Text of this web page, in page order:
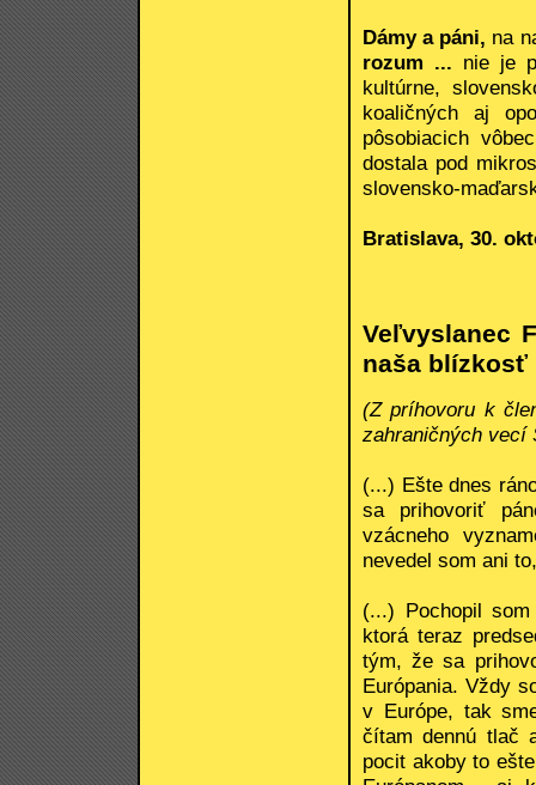
Dámy a páni, na
rozum ... nie je
kultúrne,
koaličných aj
pôsobiacich
dostala pod
slovensko-
Bratislava, 30.
Veľvyslanec
naša blízkosť
(Z príhovoru k
zahraničných vecí
(...) Ešte dnes
sa prihovoriť
vzácneho
nevedel som ani
(...) Pochopil
ktorá teraz
tým, že sa
Európania. Vždy
v Európe, tak
čítam dennú tlač
pocit akoby to